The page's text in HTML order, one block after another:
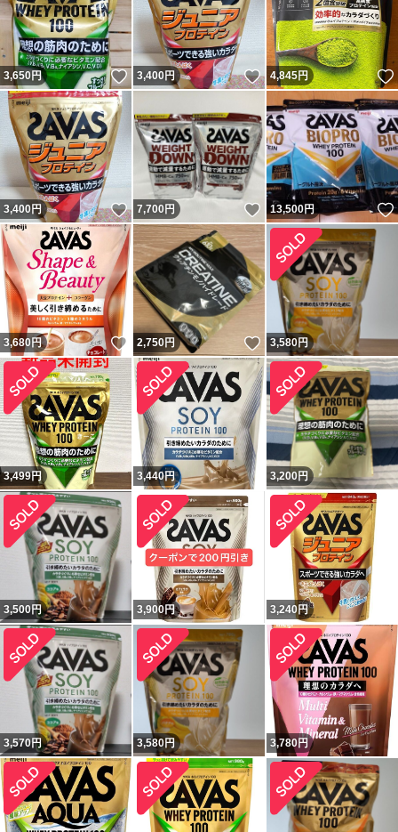
3,650円 いいね！
3,400円 いいね！
4,845円
3,400円 いいね！
7,700円 いいね！
13,500円
3,680円 いいね！
2,750円 いいね！
3,580円
3,499円 3,440円 3,200円
3,500円 3,900円 3,240円
3,570円 3,580円 3,780円